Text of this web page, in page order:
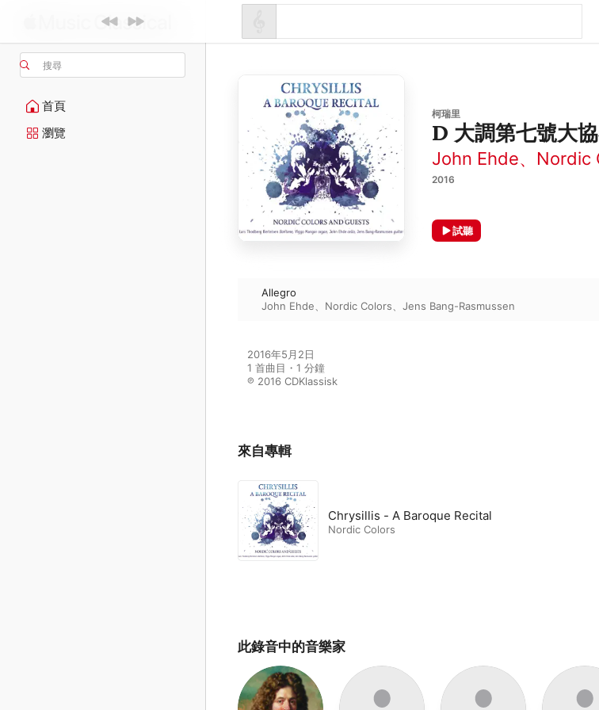
搜尋
首頁
瀏覽
柯瑞里
D 大調第七號大
John Ehde、 Nordic
2016
試聽
Allegro
John Ehde
Nordic Colors Jens Bang-Rasmussen
2016年5月2日
1 首曲目・1 分鐘
℗ 2016 CDKlassisk
來自專輯
Chrysillis - A Baroque Recital
Nordic Colors
此錄音中的音樂家